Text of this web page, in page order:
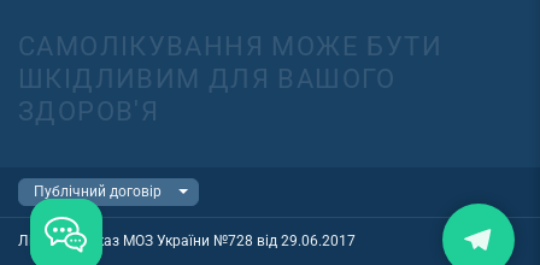
САМОЛІКУВАННЯ МОЖЕ БУТИ
ШКІДЛИВИМ ДЛЯ ВАШОГО
ЗДОРОВ'Я
Ліцензія наказ МОЗ України №728 від 29.06.2017